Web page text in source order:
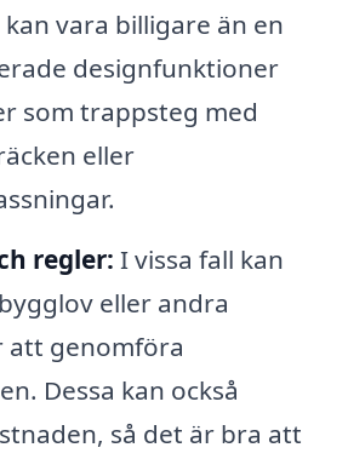
vara billigare än en
designfunktioner
som trappsteg med
eller
regler: I vissa fall kan
eller andra
att genomföra
Dessa kan också
så det är bra att